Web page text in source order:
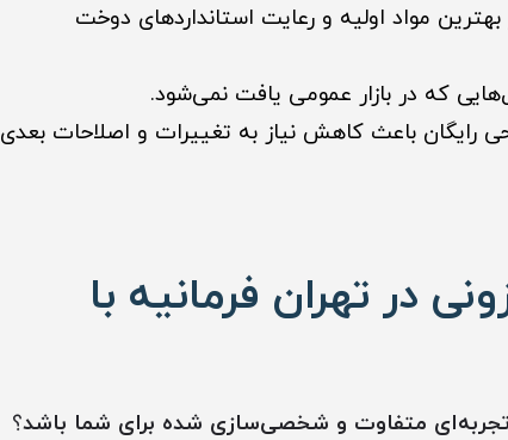
بهترین مواد اولیه و رعایت استانداردهای دوخت
که در بازار عمومی یافت نمی‌شود.
رایگان باعث کاهش نیاز به تغییرات و اصلاحات بعدی
در تهران فرمانیه با
تجربه‌ای متفاوت و شخصی‌سازی شده برای شما باشد؟